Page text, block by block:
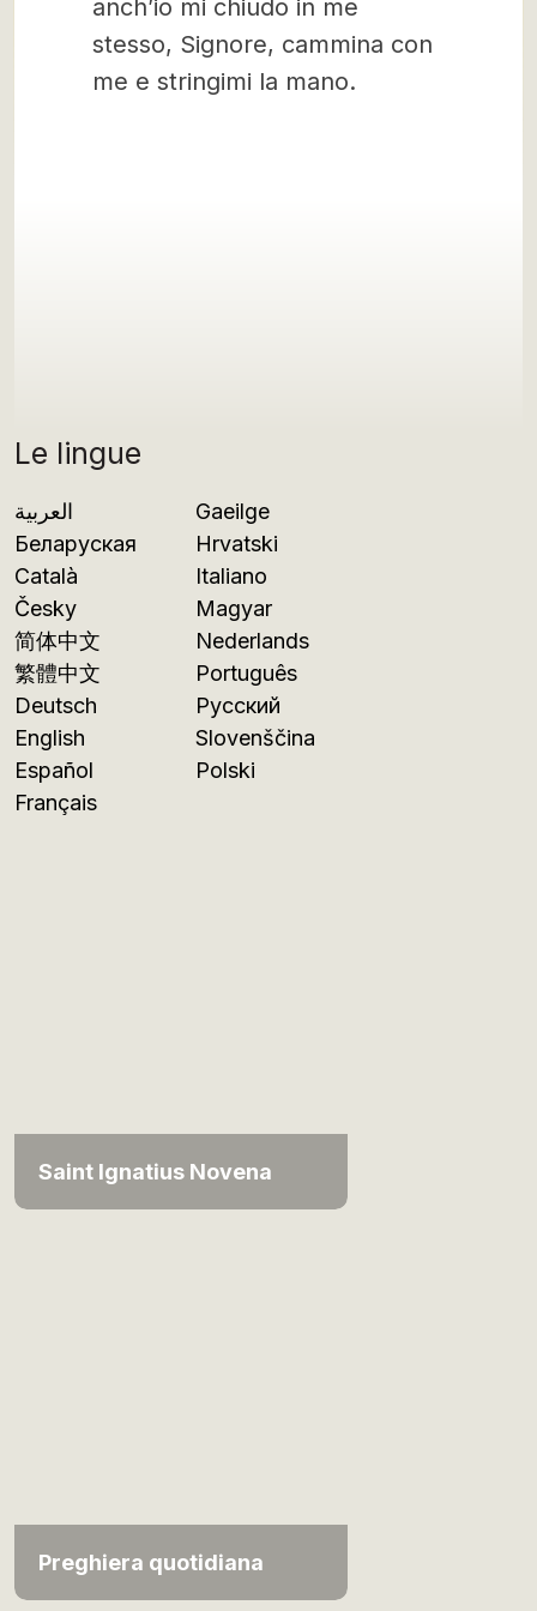
Le lingue
العربية
Беларуская
Català
Česky
简体中文
繁體中文
Deutsch
English
Español
Français
Gaeilge
Hrvatski
Italiano
Magyar
Nederlands
Português
Русский
Slovenščina
Polski
Saint Ignatius Novena
Preghiera quotidiana
anch’io mi chiudo in me
stesso, Signore, cammina con
me e stringimi la mano.